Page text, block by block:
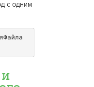
с одним